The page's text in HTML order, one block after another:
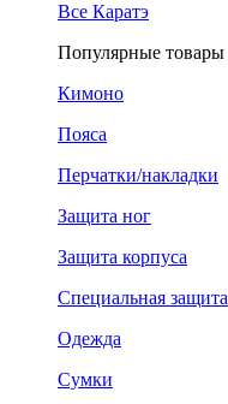
Все Каратэ
Популярные товары
Кимоно
Пояса
Перчатки/накладки
Защита ног
Защита корпуса
Специальная защита
Одежда
Сумки